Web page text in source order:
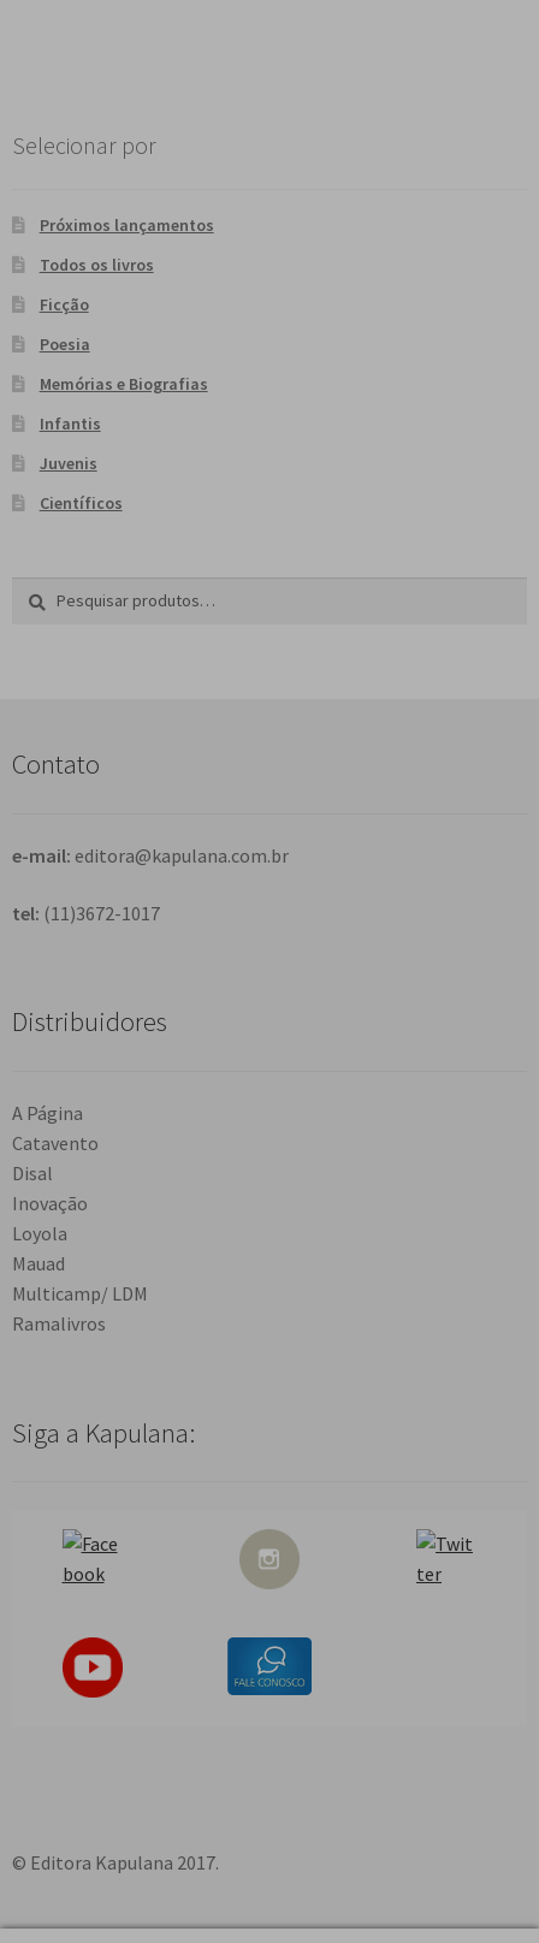
Selecionar por
Próximos lançamentos
Todos os livros
Ficção
Poesia
Memórias e Biografias
Infantis
Juvenis
Científicos
Pesquisar
a
Contato
e-mail: editora@kapulana.com.br
tel: (11)3672-1017
Distribuidores
A Página
Catavento
Disal
Inovação
Loyola
Mauad
Multicamp/ LDM
Ramalivros
Siga a Kapulana:
© Editora Kapulana 2017.